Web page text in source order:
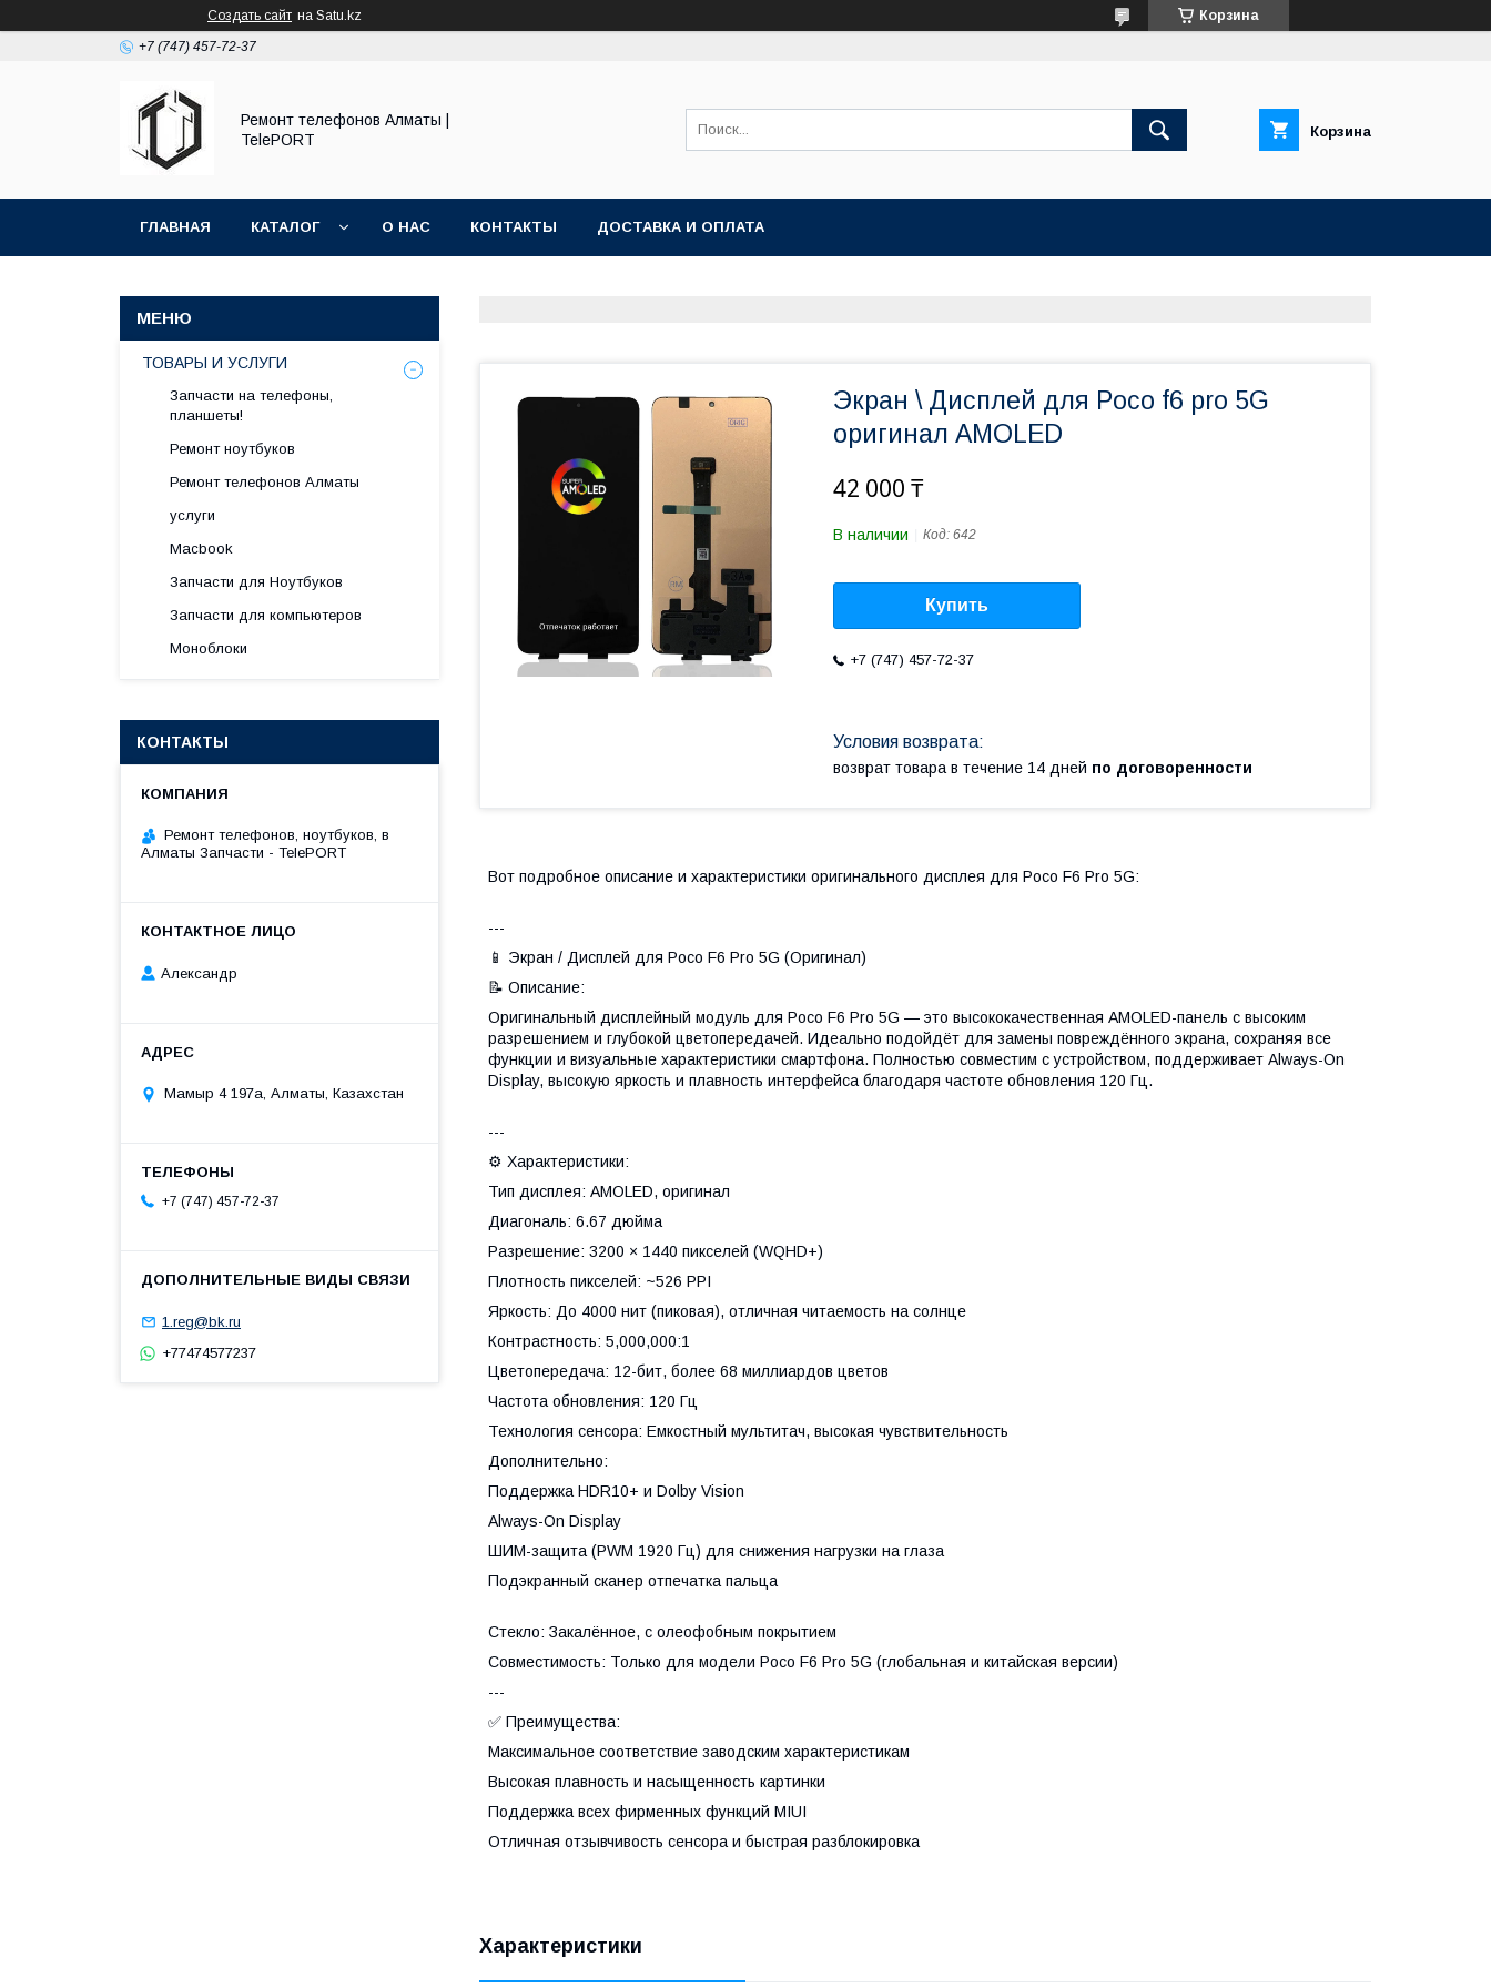
Создать сайт на Satu.kz Корзина
+7 (747) 457-72-37
Ремонт телефонов Алматы |
TelePORT
Корзина
ГЛАВНАЯ КАТАЛОГ О НАС КОНТАКТЫ ДОСТАВКА И ОПЛАТА
Экран \ Дисплей для Poco f6 pro 5G
оригинал AMOLED
42 000 ₸
В наличии Код: 642
Купить
+7 (747) 457-72-37
возврат товара в течение 14 дней по договоренности
Вот подробное описание и характеристики оригинального дисплея для Poco F6 Pro 5G:
---
📱 Экран / Дисплей для Poco F6 Pro 5G (Оригинал)
📝 Описание:
Оригинальный дисплейный модуль для Poco F6 Pro 5G — это высококачественная AMOLED-панель с высоким
разрешением и глубокой цветопередачей. Идеально подойдёт для замены повреждённого экрана, сохраняя все
функции и визуальные характеристики смартфона. Полностью совместим с устройством, поддерживает Always-On
Display, высокую яркость и плавность интерфейса благодаря частоте обновления 120 Гц.
---
⚙ Характеристики:
Тип дисплея: AMOLED, оригинал
Диагональ: 6.67 дюйма
Разрешение: 3200 × 1440 пикселей (WQHD+)
Плотность пикселей: ~526 PPI
Яркость: До 4000 нит (пиковая), отличная читаемость на солнце
Контрастность: 5,000,000:1
Цветопередача: 12-бит, более 68 миллиардов цветов
Частота обновления: 120 Гц
Технология сенсора: Емкостный мультитач, высокая чувствительность
Дополнительно:
Поддержка HDR10+ и Dolby Vision
Always-On Display
ШИМ-защита (PWM 1920 Гц) для снижения нагрузки на глаза
Подэкранный сканер отпечатка пальца
Стекло: Закалённое, с олеофобным покрытием
Совместимость: Только для модели Poco F6 Pro 5G (глобальная и китайская версии)
---
✅ Преимущества:
Максимальное соответствие заводским характеристикам
Высокая плавность и насыщенность картинки
Поддержка всех фирменных функций MIUI
Отличная отзывчивость сенсора и быстрая разблокировка
Характеристики
ТОВАРЫ И УСЛУГИ
Запчасти на телефоны,
планшеты!
Ремонт ноутбуков
Ремонт телефонов Алматы
услуги
Macbook
Запчасти для Ноутбуков
Запчасти для компьютеров
Моноблоки
КОНТАКТЫ
Ремонт телефонов, ноутбуков, в
Алматы Запчасти - TelePORT
Александр
Мамыр 4 197а, Алматы, Казахстан
+7 (747) 457-72-37
1.reg@bk.ru
+77474577237